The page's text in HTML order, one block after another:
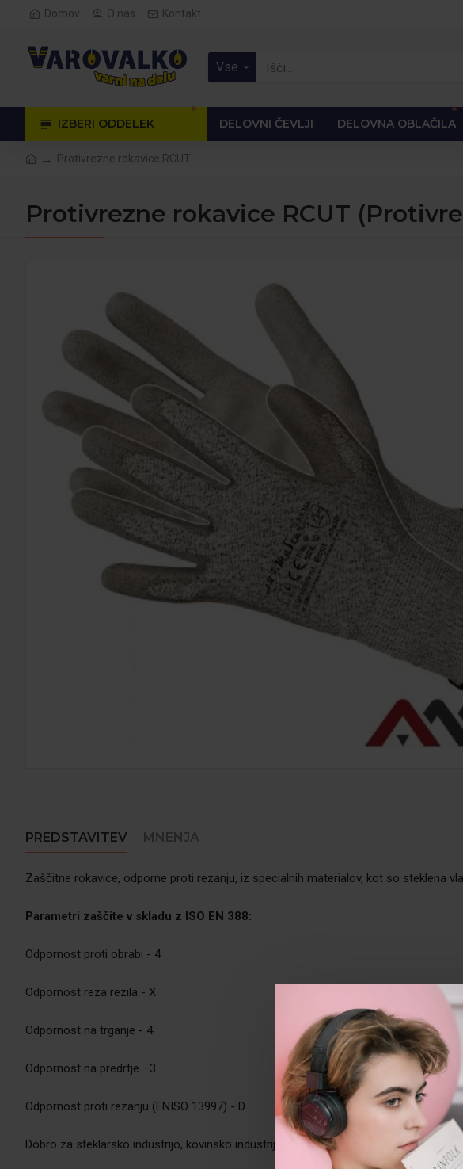
Domov O nas Kontakt
Vse
IZBERI ODDELEK
🔥
DELOVNI ČEVLJI DELOVNA OBLAČILA
🔥
Protivrezne rokavice RCUT
Protivrezne rokavice RCUT
PREDSTAVITEV MNENJA
Zaščitne rokavice, odporne proti rezanju, iz specialnih materialov, kot so steklena
Parametri zaščite v skladu z ISO EN 388:
Odpornost proti obrabi - 4
Odpornost reza rezila - X
Odpornost na trganje - 4
Odpornost na predrtje –3
Odpornost proti rezanju (ENISO 13997) - D
Dobro za steklarsko industrijo, kovinsko industrijo, natančna dela ali električna dela.